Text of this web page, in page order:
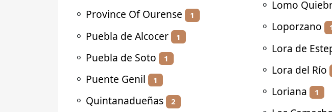
⚬ Province Of Ourense 1
⚬ Puebla de Alcocer 1
⚬ Puebla de Soto 1
⚬ Puente Genil 1
⚬ Quintanadueñas 2
⚬ Lomo
⚬ Loporzano
⚬ Lora de
⚬ Lora del Río
⚬ Loriana 1